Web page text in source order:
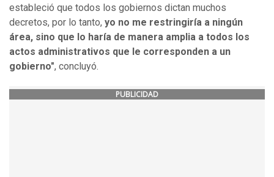
estableció que todos los gobiernos dictan muchos
decretos, por lo tanto, yo no me restringiría a ningún
área, sino que lo haría de manera amplia a todos los
actos administrativos que le corresponden a un
gobierno", concluyó.
PUBLICIDAD